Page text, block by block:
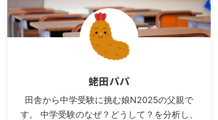
蛯田パパ
田舎から中学受験に挑む娘N2025の父親で
す。 中学受験のなぜ？どうして？を分析し、